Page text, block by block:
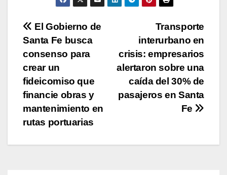
p
o
k
Navegación
de
entradas
Transporte
interurbano en
crisis: empresarios
alertaron sobre una
caída del 30% de
pasajeros en Santa
Fe
El Gobierno de
Santa Fe busca
consenso para
crear un
fideicomiso que
financie obras y
mantenimiento en
rutas portuarias